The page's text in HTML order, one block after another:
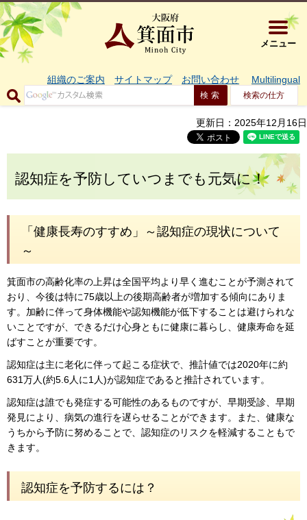
大阪府箕
メニュー
組織のご案内 サイトマップ お問い合わせ Multilingual
検索の仕方
更新日：2025年12月16日
認知症を予防していつまでも元気に！
「健康長寿のすすめ」～認知症の現状について
～
箕面市の高齢化率の上昇は全国平均より早く進むことが予測されて
おり、今後は特に75歳以上の後期高齢者が増加する傾向にありま
す。加齢に伴って身体機能や認知機能が低下することは避けられな
いことですが、できるだけ心身ともに健康に暮らし、健康寿命を延
ばすことが重要です。
認知症は主に老化に伴って起こる症状で、推計値では2020年に約
631万人(約5.6人に1人)が認知症であると推計されています。
認知症は誰でも発症する可能性のあるものですが、早期受診、早期
発見により、病気の進行を遅らせることができます。また、健康な
うちから予防に努めることで、認知症のリスクを軽減することもで
きます。
認知症を予防するには？